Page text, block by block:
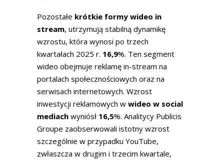
Pozostałe krótkie formy wideo in
stream, utrzymują stabilną dynamikę
wzrostu, która wynosi po trzech
kwartałach 2025 r. 16,9%. Ten segment
wideo obejmuje reklamę in-stream na
portalach społecznościowych oraz na
serwisach internetowych. Wzrost
inwestycji reklamowych w wideo w social
mediach wyniósł 16,5%. Analitycy Publicis
Groupe zaobserwowali istotny wzrost
szczególnie w przypadku YouTube,
zwłaszcza w drugim i trzecim kwartale,